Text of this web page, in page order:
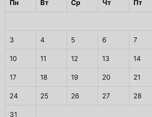
Пн Вт Ср Чт Пт
3 4 5 6 7
10 11 12 13 14
17 18 19 20 21
24 25 26 27 28
31